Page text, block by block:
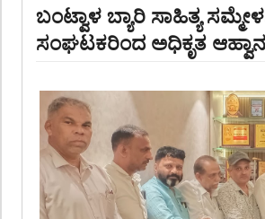
ಬಂಟ್ವಾಳ ಬ್ಯಾರಿ ಸಾಹಿತ್ಯ
ಸಂಘಟಕರಿಂದ ಅಧಿಕೃತ ಆಹ್ವಾನ